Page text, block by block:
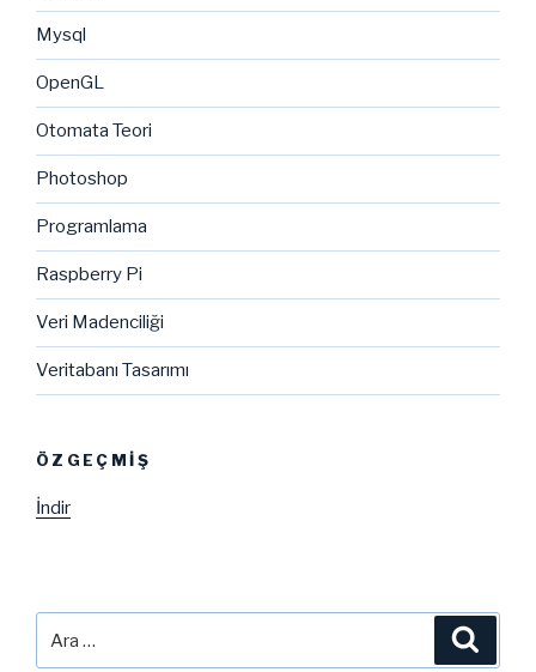
Mysql
OpenGL
Otomata Teori
Photoshop
Programlama
Raspberry Pi
Veri Madenciliği
Veritabanı Tasarımı
ÖZGEÇMIŞ
İndir